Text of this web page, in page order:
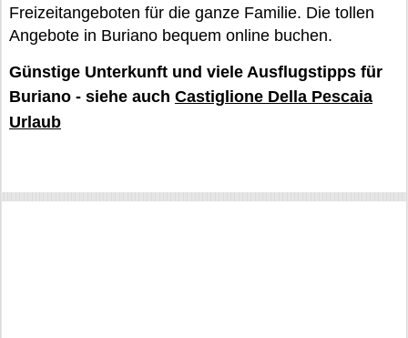
Freizeitangeboten für die ganze Familie. Die tollen
Angebote in Buriano bequem online buchen.
Günstige Unterkunft und viele Ausflugstipps für
Buriano - siehe auch Castiglione Della Pescaia
Urlaub